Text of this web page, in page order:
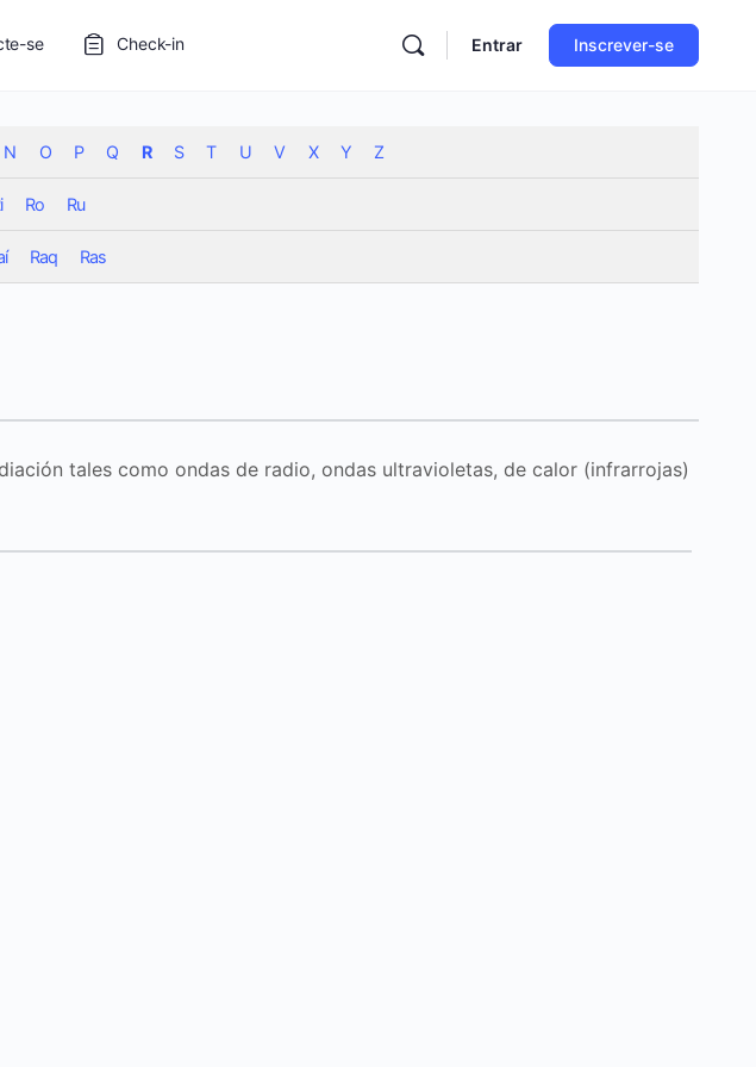
se Check-in Entrar Inscrever-se
N O P Q R S T U V X Y Z
Ro Ru
Raq Ras
tales como ondas de radio, ondas ultravioletas, de calor (infrarrojas)